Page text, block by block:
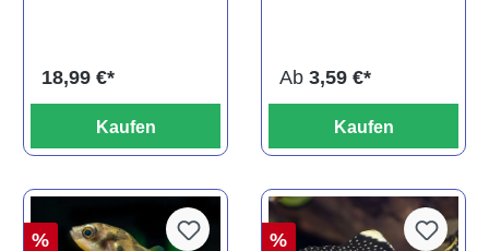
18,99 €*
Kaufen
Ab 3,59 €*
Kaufen
%
%